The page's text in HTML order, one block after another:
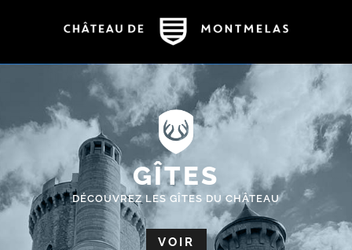
GÎTES
DÉCOUVREZ LES GÎTES DU CHÂTEAU
VOIR